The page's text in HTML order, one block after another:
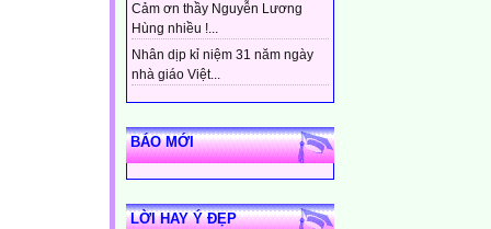
Cảm ơn thầy Nguyễn Lương
Hùng nhiều !...
Nhân dịp kỉ niệm 31 năm ngày
nhà giáo Việt...
BÁO MỚI
LỜI HAY Ý ĐẸP